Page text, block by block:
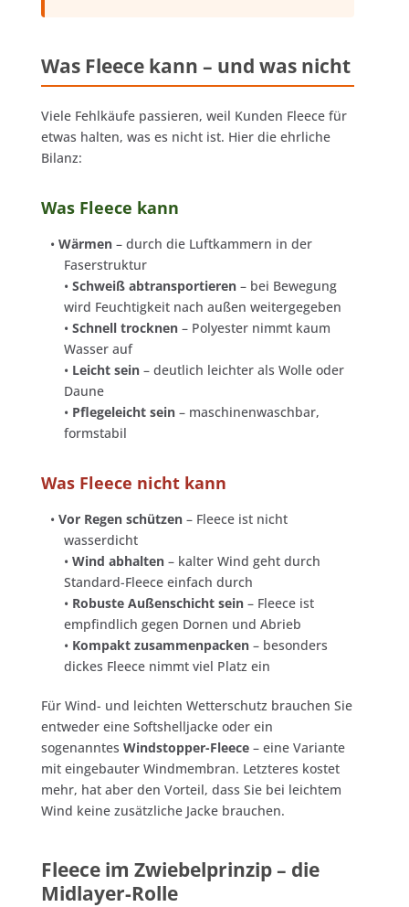
Was Fleece kann – und was nicht
Viele Fehlkäufe passieren, weil Kunden Fleece für
etwas halten, was es nicht ist. Hier die ehrliche
Bilanz:
Was Fleece kann
•Wärmen – durch die Luftkammern in der
Faserstruktur
•Schweiß abtransportieren – bei Bewegung
wird Feuchtigkeit nach außen weitergegeben
•Schnell trocknen – Polyester nimmt kaum
Wasser auf
• Leicht sein – deutlich leichter als Wolle oder
Daune
• Pflegeleicht sein – maschinenwaschbar,
formstabil
Was Fleece nicht kann
•Vor Regen schützen – Fleece ist nicht
wasserdicht
•Wind abhalten – kalter Wind geht durch
Standard-Fleece einfach durch
• Robuste Außenschicht sein – Fleece ist
empfindlich gegen Dornen und Abrieb
• Kompakt zusammenpacken – besonders
dickes Fleece nimmt viel Platz ein
Für Wind- und leichten Wetterschutz brauchen Sie
entweder eine Softshelljacke oder ein
sogenanntesWindstopper-Fleece – eine Variante
mit eingebauter Windmembran. Letzteres kostet
mehr, hat aber den Vorteil, dass Sie bei leichtem
Wind keine zusätzliche Jacke brauchen.
Fleece im Zwiebelprinzip – die
Midlayer-Rolle